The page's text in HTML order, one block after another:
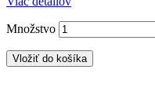
Množstvo
Vložiť do košíka